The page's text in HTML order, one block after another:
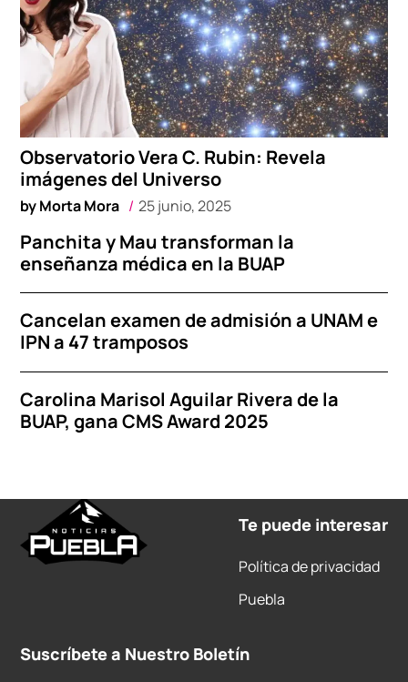
Observatorio Vera C. Rubin: Revela
imágenes del Universo
byMorta Mora 25 junio, 2025
Panchita y Mau transforman la
enseñanza médica en la BUAP
Cancelan examen de admisión a UNAM e
IPN a 47 tramposos
Carolina Marisol Aguilar Rivera de la
BUAP, gana CMS Award 2025
Te puede interesar
Política de privacidad
Puebla
Suscríbete a Nuestro Boletín